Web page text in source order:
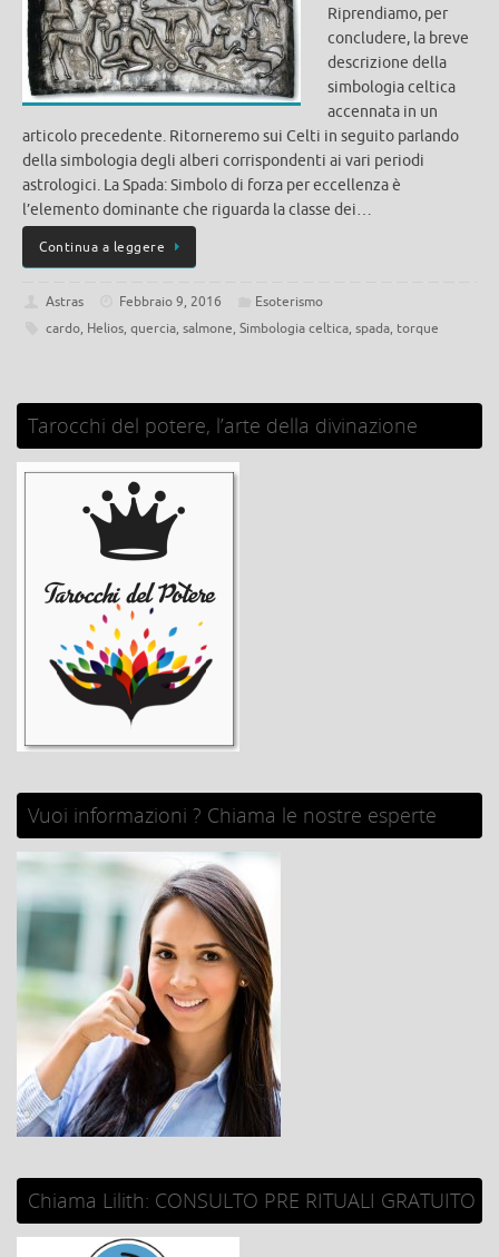
Riprendiamo, per
concludere, la breve
descrizione della
simbologia celtica
accennata in un
articolo precedente. Ritorneremo sui Celti in seguito parlando
della simbologia degli alberi corrispondenti ai vari periodi
astrologici. La Spada: Simbolo di forza per eccellenza è
l’elemento dominante che riguarda la classe dei…
Continua a leggere
Astras Febbraio 9, 2016
Esoterismo
cardo, Helios, quercia, salmone, Simbologia celtica, spada, torque
Tarocchi del potere, l’arte della divinazione
Vuoi informazioni ? Chiama le nostre esperte
Chiama Lilith: CONSULTO PRE RITUALI GRATUITO